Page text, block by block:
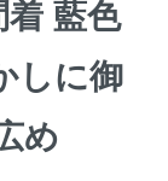
藍色
しに御
め